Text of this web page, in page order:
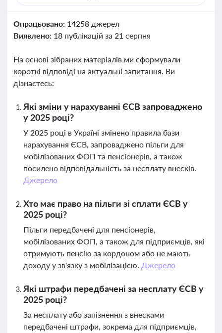
Опрацьовано: 14258 джерел
Виявлено: 18 публікацій за 21 серпня
На основі зібраних матеріалів ми сформували
короткі відповіді на актуальні запитання. Ви
дізнаєтесь:
Які зміни у нарахуванні ЄСВ запроваджено
у 2025 році?
У 2025 році в Україні змінено правила бази
нарахування ЄСВ, запроваджено пільги для
мобілізованих ФОП та пенсіонерів, а також
посилено відповідальність за несплату внесків.
Джерело
Хто має право на пільги зі сплати ЄСВ у
2025 році?
Пільги передбачені для пенсіонерів,
мобілізованих ФОП, а також для підприємців, які
отримують пенсію за кордоном або не мають
доходу у зв'язку з мобілізацією. Джерело
Які штрафи передбачені за несплату ЄСВ у
2025 році?
За несплату або запізнення з внесками
передбачені штрафи, зокрема для підприємців,